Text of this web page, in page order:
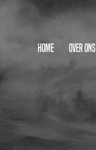
Home Over ons